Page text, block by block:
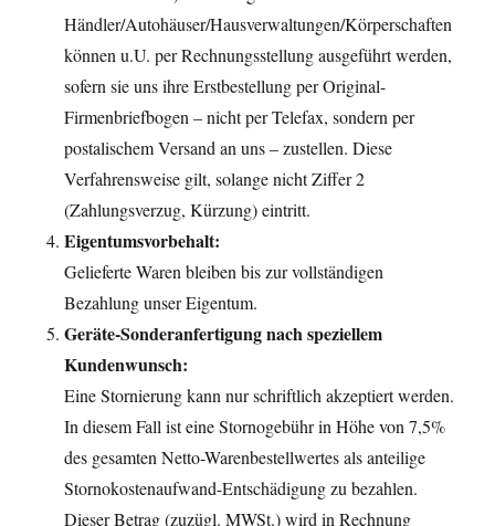
Händler/Autohäuser/Hausverwaltungen/Körperschaften
können u.U. per Rechnungsstellung ausgeführt werden,
sofern sie uns ihre Erstbestellung per Original-
Firmenbriefbogen – nicht per Telefax, sondern per
postalischem Versand an uns – zustellen. Diese
Verfahrensweise gilt, solange nicht Ziffer 2
(Zahlungsverzug, Kürzung) eintritt.
Eigentumsvorbehalt:
Gelieferte Waren bleiben bis zur vollständigen
Bezahlung unser Eigentum.
Geräte-Sonderanfertigung nach speziellem
Kundenwunsch:
Eine Stornierung kann nur schriftlich akzeptiert werden.
In diesem Fall ist eine Stornogebühr in Höhe von 7,5%
des gesamten Netto-Warenbestellwertes als anteilige
Stornokostenaufwand-Entschädigung zu bezahlen.
Dieser Betrag (zuzügl. MWSt.) wird in Rechnung